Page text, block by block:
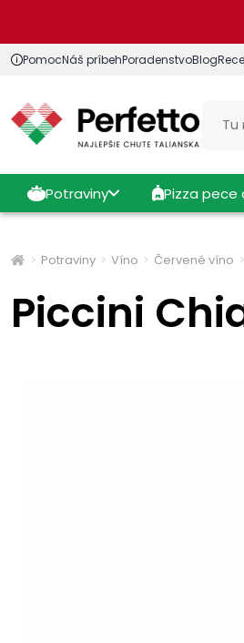
PomocNáš príbehPoradenstvoBlog
Potraviny Pizza pece
Potraviny Víno Červené víno
Piccini